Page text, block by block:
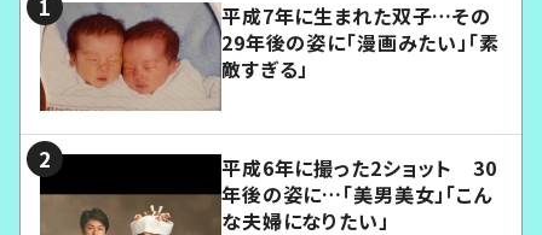
平成7年に生まれた双子…その
29年後の姿に「漫画みたい」「素
敵すぎる」
平成6年に撮った2ショット 30
年後の姿に…「美男美女」「こん
な夫婦になりたい」